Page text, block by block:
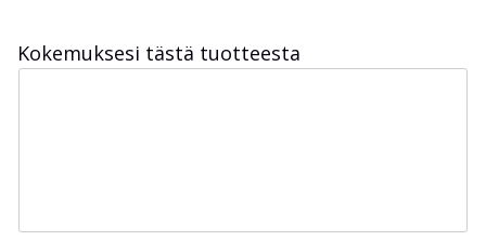
Kokemuksesi tästä tuotteesta